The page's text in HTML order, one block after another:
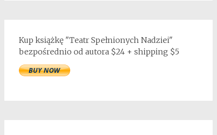
Kup książkę "Teatr Spełnionych Nadziei"
bezpośrednio od autora $24 + shipping $5